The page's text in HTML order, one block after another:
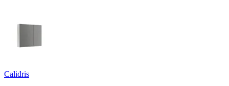
Calidris